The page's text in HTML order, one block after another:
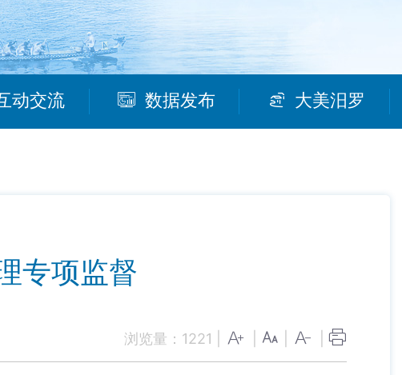
动交流 数据发布 大美汨罗
专项监督
浏览量： 1221